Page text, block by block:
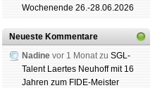
Wochenende 26.-28.06.2026
Neueste Kommentare
Nadine vor 1 Monat zu SGL-
Talent Laertes Neuhoff mit 16
Jahren zum FIDE-Meister